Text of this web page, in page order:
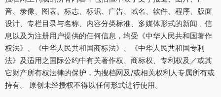
音、录像、图表、标志、标识、广告、域名、软件、程序、版面
设计、专栏目录与名称、内容分类标准、多媒体形式的新闻﹑信
息以及为注册用户提供的任何信息，均受《中华人民共和国著作
权法》、《中华人民共和国商标法》、《中华人民共和国专利
法》及适用之国际公约中有关著作权、商标权、专利权及／或其
它财产所有权法律的保护，为搜档网及/或相关权利人专属所有或
持有。 原创未经授权不得以任何形式进行使用。